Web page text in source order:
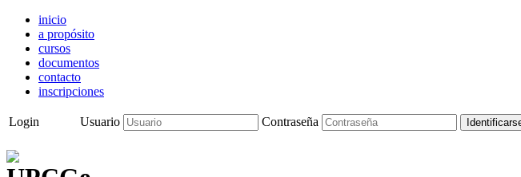
inicio
a propósito
cursos
documentos
contacto
inscripciones
Login Usuario Contraseña